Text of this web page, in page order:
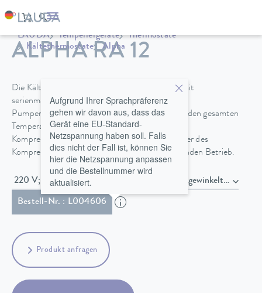
LAUDA Temperiergeräte
Thermostate
Kältethermostate
Alpha
ALPHA RA 12
Die Kältethermostate RA 8, RA 12 und RA 24 mit
serienmäßig enthaltenen Baddeckeln und
Pumpenanschlüssen ermöglichen Kühlung über den gesamten
Temperaturbereich von -25 bis 100 °C. Eine
Kompressorautomatik verlängert die Lebensdauer des
Kompressors und ermöglicht einen kostensparenden Betrieb.
220 V; 60 Hz / 230 V; 50 Hz , Netzkabel mit
Bestell-Nr. : L004606
Aufgrund Ihrer Sprachpräferenz
gehen wir davon aus, dass das
Gerät eine EU-Standard-
Netzspannung haben soll. Falls
dies nicht der Fall ist, können Sie
hier die Netzspannung anpassen
und die Bestellnummer wird
aktualisiert.
Produkt anfragen